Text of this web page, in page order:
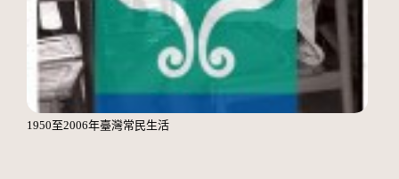
1950至2006年臺灣常民生活